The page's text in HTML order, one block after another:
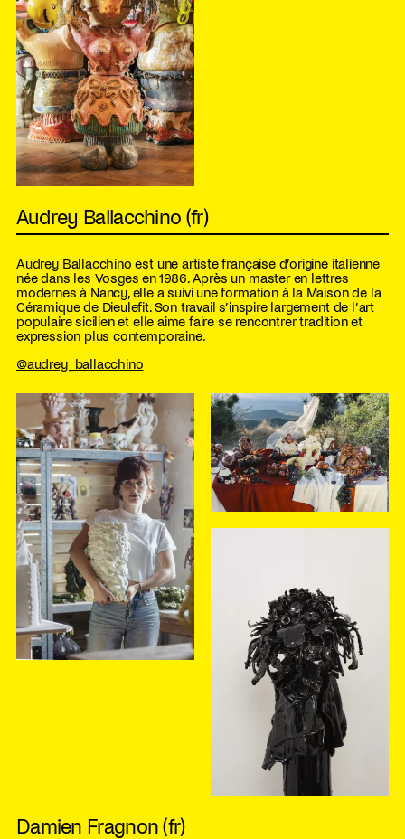
Audrey Ballacchino (fr)
Audrey Ballacchino est une artiste française d’origine italienne
née dans les Vosges en 1986. Après un master en lettres
modernes à Nancy, elle a suivi une formation à la Maison de la
Céramique de Dieulefit. Son travail s’inspire largement de l’art
populaire sicilien et elle aime faire se rencontrer tradition et
expression plus contemporaine.
@audrey_ballacchino
Damien Fragnon (fr)